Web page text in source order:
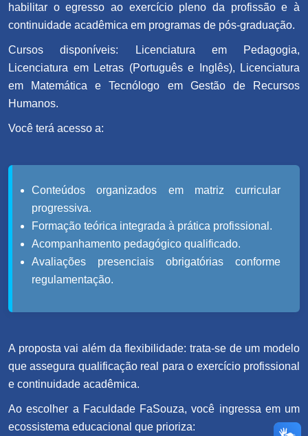
habilitar o egresso ao exercício pleno da profissão e à
continuidade acadêmica em programas de pós-graduação.
Cursos disponíveis: Licenciatura em Pedagogia,
Licenciatura em Letras (Português e Inglês), Licenciatura
em Matemática e Tecnólogo em Gestão de Recursos
Humanos.
Você terá acesso a:
Conteúdos organizados em matriz curricular
progressiva.
Formação teórica integrada à prática profissional.
Acompanhamento pedagógico qualificado.
Avaliações presenciais obrigatórias conforme
regulamentação.
A proposta vai além da flexibilidade: trata-se de um modelo
que assegura qualificação real para o exercício profissional
e continuidade acadêmica.
Ao escolher a Faculdade FaSouza, você ingressa em um
ecossistema educacional que prioriza: